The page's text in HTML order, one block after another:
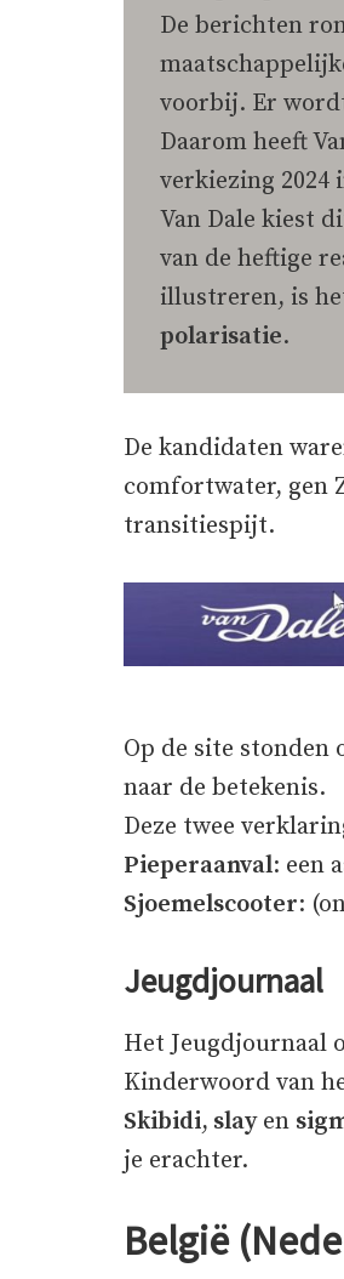
De berichten
voorbij. Er
Daarom heeft
verkiezing 2024
Van Dale kiest
van de heftige
illustreren, is
polarisatie.
De kandidaten
comfortwater, gen
transitiespijt.
Op de site stonden
naar de betekenis.
Deze twee
Pieperaanval: een
Sjoemelscooter:
Jeugdjournaal
Het Jeugdjournaal
Kinderwoord van
Skibidi, slayen
je erachter.
België